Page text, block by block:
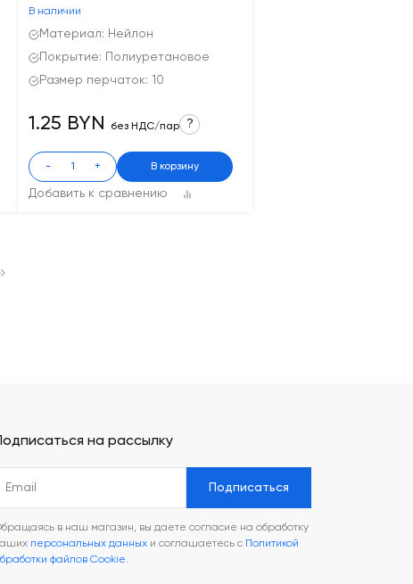
В наличии
Материал: Нейлон
Покрытие: Полиуретановое
Размер перчаток: 10
Добавить к сравнению
1.25 BYN без НДС/пар ?
- + В корзину
на рассылку
Подписаться
в наш магазин, вы даете согласие на обработку
персональных данных и соглашаетесь с Политикой
файлов Cookie.